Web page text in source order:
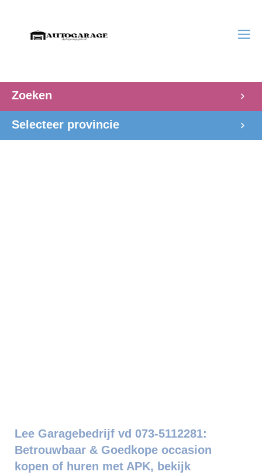
Zoeken
Selecteer provincie
Lee Garagebedrijf vd 073-5112281:
Betrouwbaar & Goedkope occasion
kopen of huren met APK, bekijk